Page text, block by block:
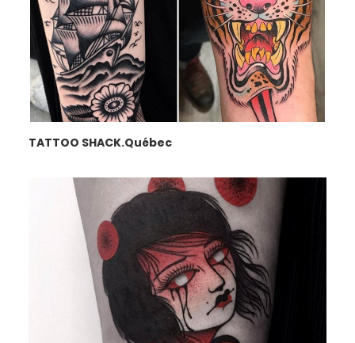
TATTOO SHACK.Québec